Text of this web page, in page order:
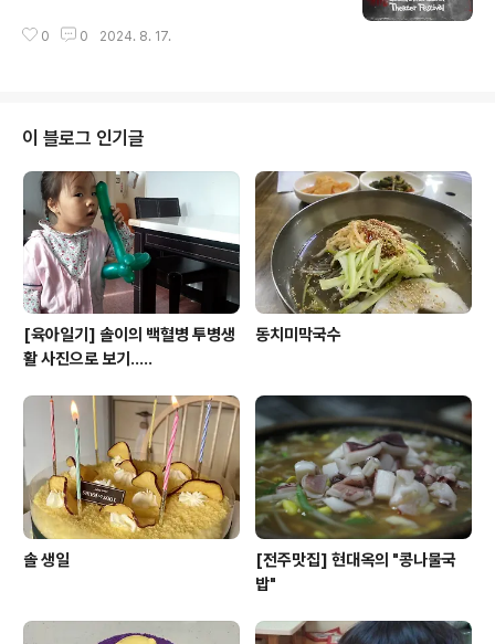
0 0 2024. 8. 17.
이 블로그 인기글
[육아일기] 솔이의 백혈병 투병생
활 사진으로 보기.....
동치미막국수
솔 생일
[전주맛집] 현대옥의 "콩나물국
밥"